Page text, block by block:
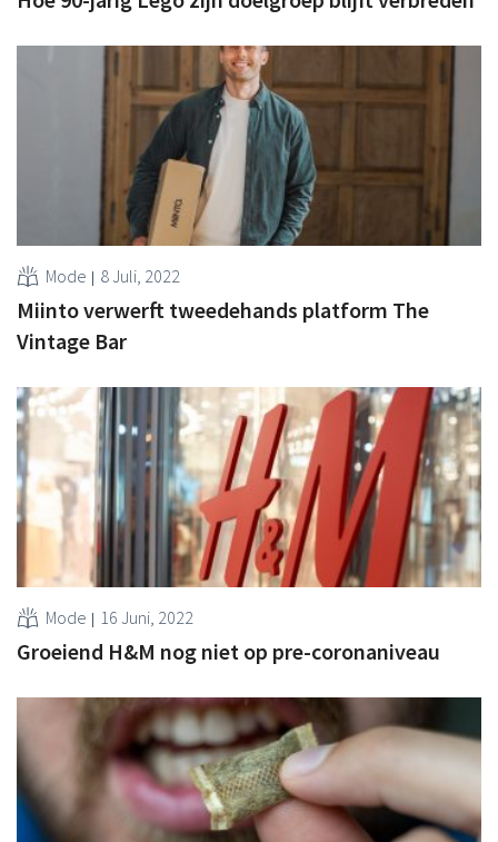
Mode 8 Juli, 2022
Miinto verwerft tweedehands platform The
Vintage Bar
Mode 16 Juni, 2022
Groeiend H&M nog niet op pre-coronaniveau